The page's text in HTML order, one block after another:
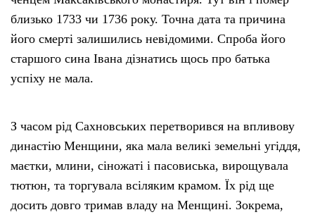
близько 1733 чи 1736 року. Точна дата та причина
його смерті залишились невідомими. Спроба його
старшого сина Івана дізнатись щось про батька
успіху не мала.
З часом рід Сахновських перетворився на впливову
династію Менщини, яка мала великі земельні угіддя,
маєтки, млини, сіножаті і пасовиська, вирощувала
тютюн, та торгувала всіляким крамом. Їх рід ще
досить довго тримав владу на Менщині. Зокрема,